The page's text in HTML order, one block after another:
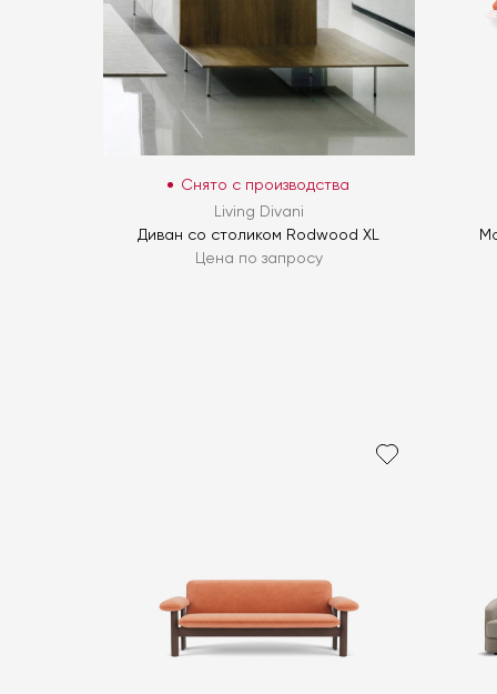
Снято с производства
Living Divani
Диван со столиком Rodwood XL
Цена по запросу